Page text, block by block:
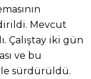
Mevcut
Çalıştay iki gün
ve bu
sürdürüldü.